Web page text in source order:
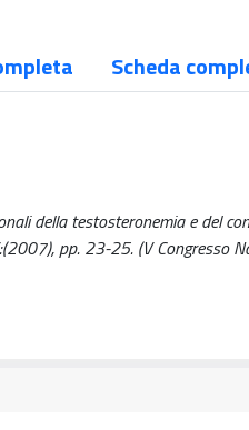
Scheda
della testosteronemia e del
pp. 23-25. (V Congresso